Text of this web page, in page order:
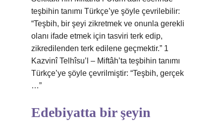
teşbihin tanımı Türkçe’ye şöyle çevrilebilir:
“Teşbih, bir şeyi zikretmek ve onunla gerekli
olanı ifade etmek için tasviri terk edip,
zikredilenden terk edilene geçmektir.” 1
Kazvinî Telhîsu’l – Miftâh’ta teşbihin tanımı
Türkçe’ye şöyle çevrilmiştir: “Teşbih, gerçek
…”
Edebiyatta bir şeyin